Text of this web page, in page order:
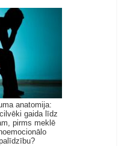
anatomija:
gaida līdz
pirms meklē